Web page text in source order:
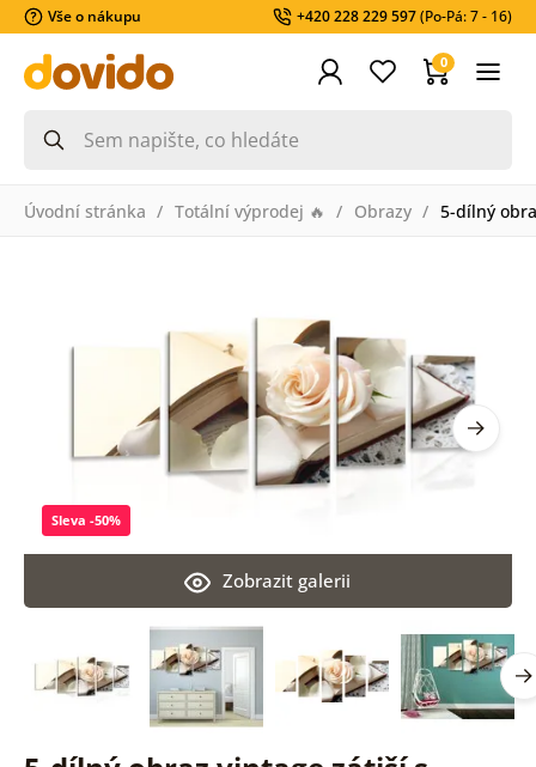
Vše o nákupu +420 228 229 597(Po-Pá: 7 - 16)
0
Úvodní stránka Totální výprodej 🔥 Obrazy 5-dílný
Zobrazit galerii
Sleva -50%